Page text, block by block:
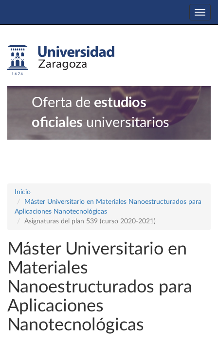
Oferta de estudios
oficiales universitarios
Inicio
Máster Universitario en Materiales Nanoestructurados para
Aplicaciones Nanotecnológicas
Asignaturas del plan 539 (curso 2020-2021)
Máster Universitario en
Materiales
Nanoestructurados para
Aplicaciones
Nanotecnológicas